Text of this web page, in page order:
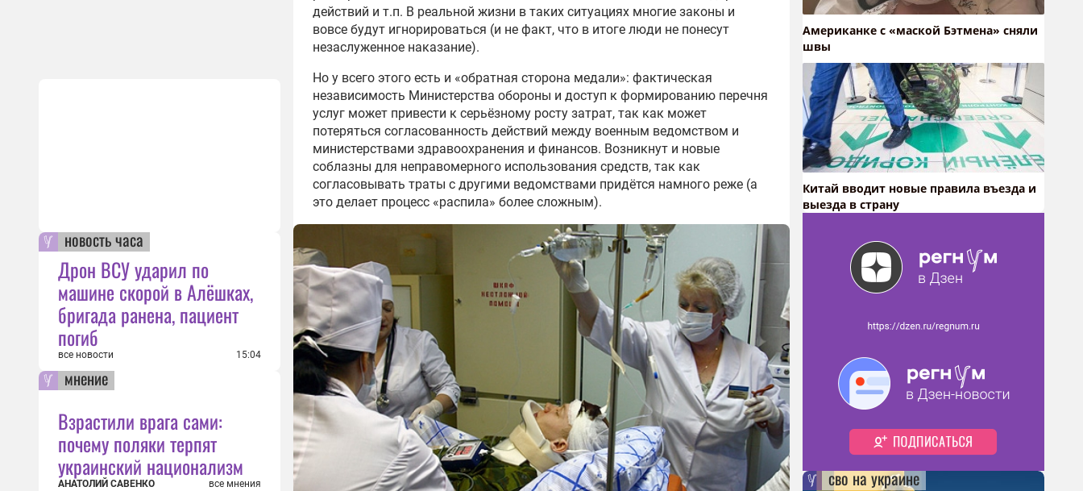
новость часа
Дрон ВСУ ударил по
машине скорой в Алёшках,
бригада ранена, пациент
погиб
все новости 15:04
мнение
Взрастили врага сами:
почему поляки терпят
украинский национализм
АНАТОЛИЙ САВЕНКО все мнения
действий и т.п. В реальной жизни в таких ситуациях многие законы и
вовсе будут игнорироваться (и не факт, что в итоге люди не понесут
незаслуженное наказание).
Но у всего этого есть и «обратная сторона медали»: фактическая
независимость Министерства обороны и доступ к формированию перечня
услуг может привести к серьёзному росту затрат, так как может
потеряться согласованность действий между военным ведомством и
министерствами здравоохранения и финансов. Возникнут и новые
соблазны для неправомерного использования средств, так как
согласовывать траты с другими ведомствами придётся намного реже (а
это делает процесс «распила» более сложным).
Американке с «маской Бэтмена» сняли
швы
Китай вводит новые правила въезда и
выезда в страну
сво на украине